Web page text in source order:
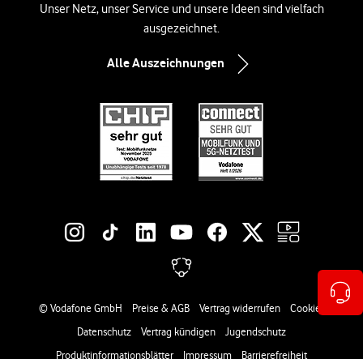
Unser Netz, unser Service und unsere Ideen sind vielfach
ausgezeichnet.
Alle Auszeichnungen
Social-Media-Links
Rechtliche Links
© Vodafone GmbH Preise & AGB Vertrag widerrufen
Cookies
Datenschutz
Vertrag kündigen
Jugendschutz
Produktinformationsblätter
Impressum Barrierefreiheit